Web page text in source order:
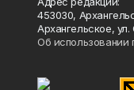
453030,
Архангельское, ул.
Об использовании